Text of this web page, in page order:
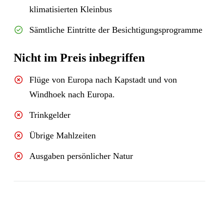
klimatisierten Kleinbus
Sämtliche Eintritte der Besichtigungsprogramme
Nicht im Preis inbegriffen
Flüge von Europa nach Kapstadt und von
Windhoek nach Europa.
Trinkgelder
Übrige Mahlzeiten
Ausgaben persönlicher Natur